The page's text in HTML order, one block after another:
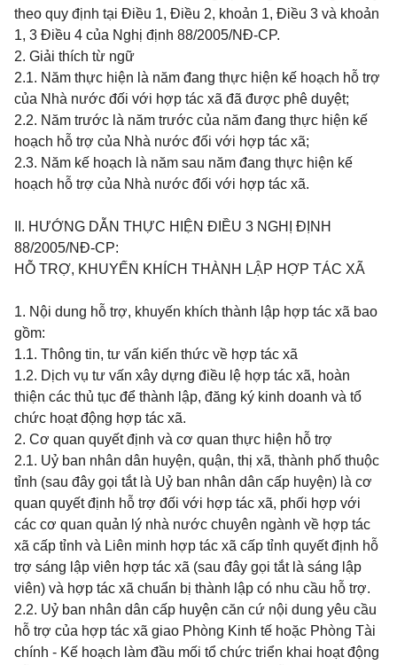
theo quy định tại Điều 1, Điều 2, khoản 1, Điều 3 và khoản
1, 3 Điều 4 của Nghị định 88/2005/NĐ-CP.
2. Giải thích từ ngữ
2.1. Năm thực hiện là năm đang thực hiện kế hoạch hỗ trợ
của Nhà nước đối với hợp tác xã đã được phê duyệt;
2.2. Năm trước là năm trước của năm đang thực hiện kế
hoạch hỗ trợ của Nhà nước đối với hợp tác xã;
2.3. Năm kế hoạch là năm sau năm đang thực hiện kế
hoạch hỗ trợ của Nhà nước đối với hợp tác xã.
II. HƯỚNG DẪN THỰC HIỆN ĐIỀU 3 NGHỊ ĐỊNH
88/2005/NĐ-CP:
HỖ TRỢ, KHUYẾN KHÍCH THÀNH LẬP HỢP TÁC XÃ
1. Nội dung hỗ trợ, khuyến khích thành lập hợp tác xã bao
gồm:
1.1. Thông tin, tư vấn kiến thức về hợp tác xã
1.2. Dịch vụ tư vấn xây dựng điều lệ hợp tác xã, hoàn
thiện các thủ tục để thành lập, đăng ký kinh doanh và tổ
chức hoạt động hợp tác xã.
2. Cơ quan quyết định và cơ quan thực hiện hỗ trợ
2.1. Uỷ ban nhân dân huyện, quận, thị xã, thành phố thuộc
tỉnh (sau đây gọi tắt là Uỷ ban nhân dân cấp huyện) là cơ
quan quyết định hỗ trợ đối với hợp tác xã, phối hợp với
các cơ quan quản lý nhà nước chuyên ngành về hợp tác
xã cấp tỉnh và Liên minh hợp tác xã cấp tỉnh quyết định hỗ
trợ sáng lập viên hợp tác xã (sau đây gọi tắt là sáng lập
viên) và hợp tác xã chuẩn bị thành lập có nhu cầu hỗ trợ.
2.2. Uỷ ban nhân dân cấp huyện căn cứ nội dung yêu cầu
hỗ trợ của hợp tác xã giao Phòng Kinh tế hoặc Phòng Tài
chính - Kế hoạch làm đầu mối tổ chức triển khai hoạt động